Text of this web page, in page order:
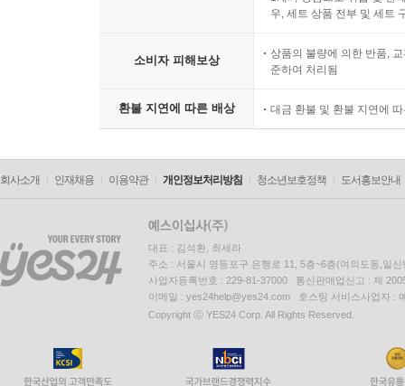
우, 세트 상품 전부 및 세트
소비자 피해보상
상품의 불량에 의한 반품,
준하여 처리됨
환불 지연에 따른 배상 대금 환불 및 환불 지연에
회사소개 인재채용 이용약관 개인정보처리방침 청소년보호정책 도서홍보안내
대표 : 김석환, 최세라
주소 : 서울시 영등포구 은행로 11, 5층~6층(여의도동,일신
사업자등록번호 : 229-81-37000 통신판매업신고 : 제
이메일 : yes24help@yes24.com 호스팅 서비스사업자 :
Copyright ⓒ YES24 Corp. All Rights Reserved.